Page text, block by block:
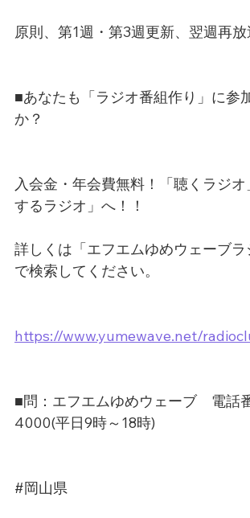
原則、第1週・第3週更新、翌週再放
■あなたも「ラジオ番組作り」に参
か？
入会金・年会費無料！「聴くラジ
するラジオ」へ！！
詳しくは「エフエムゆめウェーブラ
で検索してください。
https://www.yumewave.net/
■問：エフエムゆめウェーブ　電話
4000(平日9時～18時)
#岡山県